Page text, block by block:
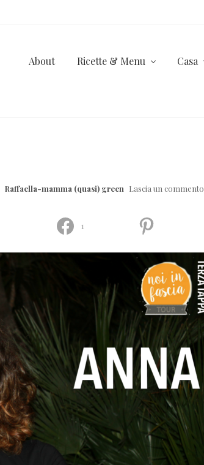
About Ricette & Menu Casa
Raffaella-mamma (quasi) green Lascia un commento
1